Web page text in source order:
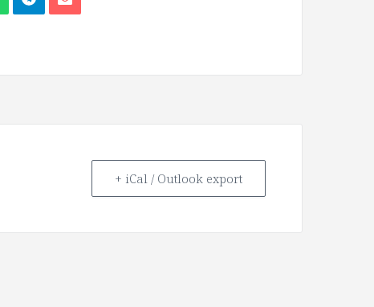
+ iCal / Outlook export